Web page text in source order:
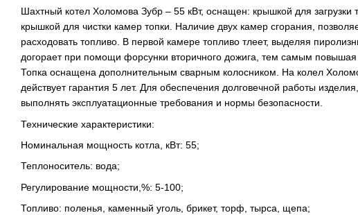
Шахтный котел Холомова Зубр – 55 кВт, оснащен: крышкой для загрузки
крышкой для чистки камер топки. Наличие двух камер сгорания,
расходовать топливо. В первой камере топливо тлеет, выделяя
догорает при помощи форсунки вторичного дожига, тем самым
Топка оснащена дополнительным сварным колосником. На колел
действует гарантия 5 лет. Для обеспечения долговечной работы
выполнять эксплуатационные требования и нормы безопасности.
Технические характеристики:
Номинальная мощность котла, кВт: 55;
Теплоноситель: вода;
Регулирование мощности,%: 5-100;
Топливо: поленья, каменный уголь, брикет, торф, тырса, щепа;